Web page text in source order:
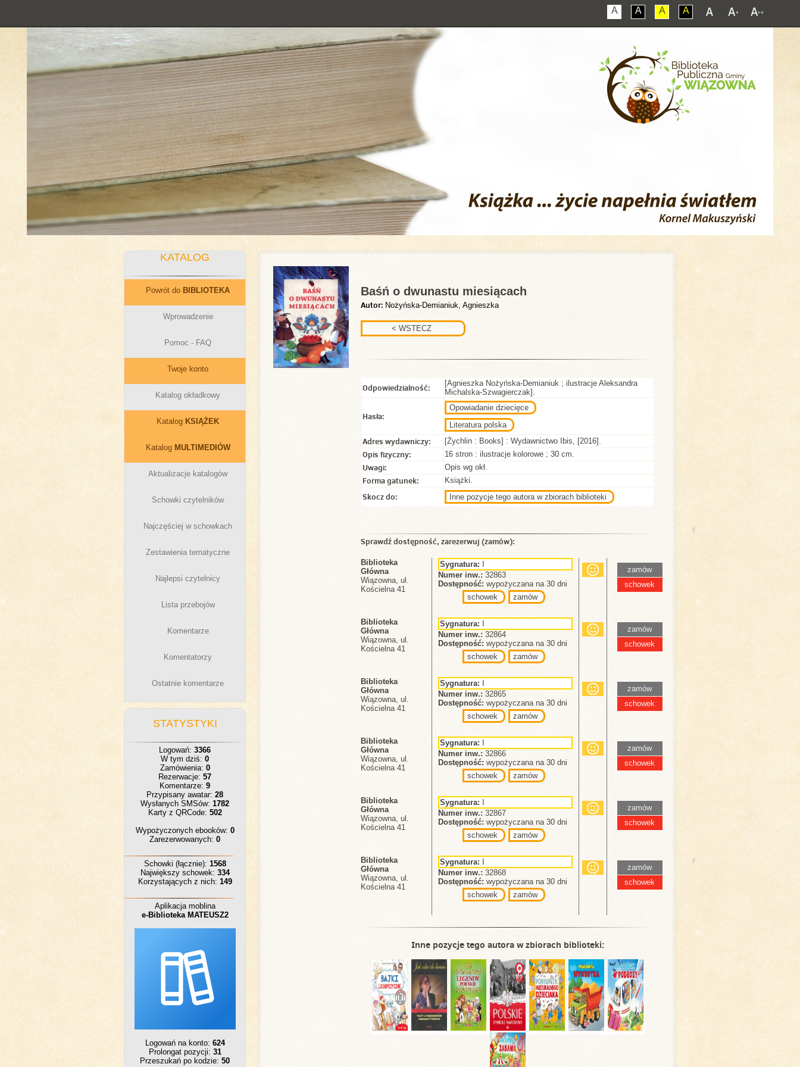
A A A A
KATALOG
Powrót do BIBLIOTEKA
Wprowadzenie
Pomoc - FAQ
Twoje konto
Katalog okładkowy
Katalog KSIĄŻEK
Katalog MULTIMEDIÓW
Aktualizacje katalogów
Schowki czytelników
Najczęściej w schowkach
Zestawienia tematyczne
Najlepsi czytelnicy
Lista przebojów
Komentarze
Komentatorzy
Ostatnie komentarze
STATYSTYKI
Logowań: 3366
W tym dziś: 0
Zamówienia: 0
Rezerwacje: 57
Komentarze: 9
Przypisany awatar: 28
Wysłanych SMSów: 1782
Karty z QRCode: 502
Wypożyczonych ebooków: 0
Zarezerwowanych: 0
Schowki (łącznie): 1568
Największy schowek: 334
Korzystających z nich: 149
Aplikacja moblina
e-Biblioteka MATEUSZ2
Logowań na konto: 624
Prolongat pozycji: 31
Przeszukań po kodzie: 50
Baśń o dwunastu miesiącach
Autor: Nożyńska-Demianiuk, Agnieszka
Odpowiedzialność:
[Agnieszka Nożyńska-Demianiuk ; ilustracje Aleksandra
Michalska-Szwagierczak].
Hasła:
Opowiadanie dziecięce
Literatura polska
Adres wydawniczy: [Żychlin : Books] : Wydawnictwo Ibis, [2016].
Opis fizyczny: 16 stron : ilustracje kolorowe ; 30 cm.
Uwagi: Opis wg okł.
Forma gatunek: Książki.
Skocz do: Inne pozycje tego autora w zbiorach biblioteki
Sprawdź dostępność, zarezerwuj (zamów):
Biblioteka
Główna
Wiązowna, ul.
Kościelna 41
Sygnatura:
Numer inw.: 32863
Dostępność: wypożyczana na 30 dni
schowek
zamów
zamów
schowek
Biblioteka
Główna
Wiązowna, ul.
Kościelna 41
Sygnatura:
Numer inw.: 32864
Dostępność: wypożyczana na 30 dni
schowek
zamów
zamów
schowek
Biblioteka
Główna
Wiązowna, ul.
Kościelna 41
Sygnatura:
Numer inw.: 32865
Dostępność: wypożyczana na 30 dni
schowek
zamów
zamów
schowek
Biblioteka
Główna
Wiązowna, ul.
Kościelna 41
Sygnatura:
Numer inw.: 32866
Dostępność: wypożyczana na 30 dni
schowek
zamów
zamów
schowek
Biblioteka
Główna
Wiązowna, ul.
Kościelna 41
Sygnatura:
Numer inw.: 32867
Dostępność: wypożyczana na 30 dni
schowek
zamów
zamów
schowek
Biblioteka
Główna
Wiązowna, ul.
Kościelna 41
Sygnatura:
Numer inw.: 32868
Dostępność: wypożyczana na 30 dni
schowek
zamów
zamów
schowek
Inne pozycje tego autora w zbiorach biblioteki: